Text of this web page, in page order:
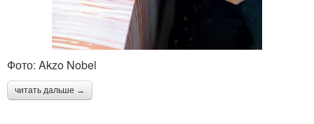
Фото: Akzo Nobel
читать дальше →